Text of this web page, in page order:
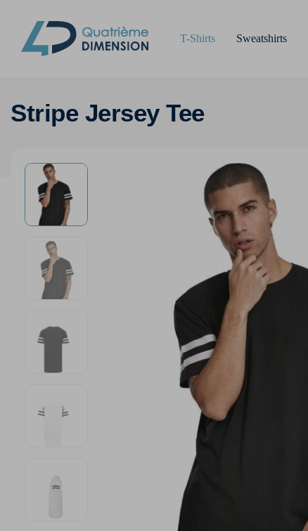
T-Shirts Sweatshirts
Stripe Jersey Tee